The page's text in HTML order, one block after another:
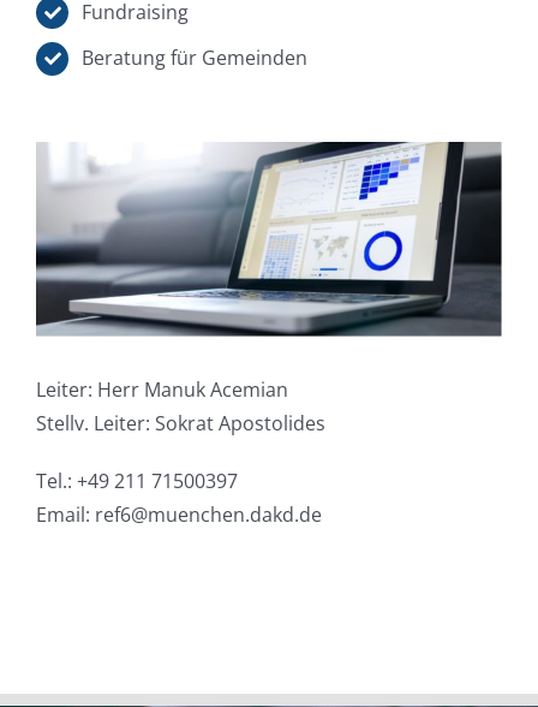
Fundraising
Beratung für Gemeinden
Leiter: Herr Manuk Acemian
Stellv. Leiter: Sokrat Apostolides
Tel.: +49 211 71500397
Email: ref6@muenchen.dakd.de